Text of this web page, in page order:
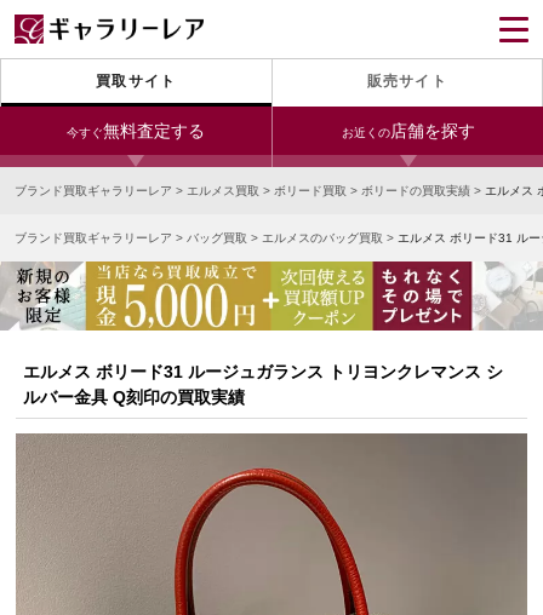
買取サイト 販売サイト
今すぐ無料査定する お近くの店舗を探す
24時間受付（対応時間10:00～19:00）
宅配買取を申し込む
無料の宅配キットをお届けします
今すぐ電話査定
受付時間 10:00～19:00
銀座本店 青山表参道店 新宿東口店
小田急新宿店 LAB東京 名古屋大須店
なんば店 神戸元町(三宮)店
中野ブロードウェイ
ブランド買取ギャラリーレア > エルメス買取 > ボリード買取 > ボリードの買取実績 > エルメス
ブランド買取ギャラリーレア > バッグ買取 > エルメスのバッグ買取 > エルメス ボリード31 ル
エルメス ボリード31 ルージュガランス トリヨンクレマンス シ
ルバー金具 Q刻印の買取実績